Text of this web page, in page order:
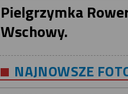
Pielgrzymka
Wschowy.
NAJNOWSZE